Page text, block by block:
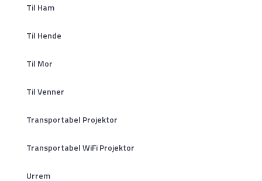
Til Ham
Til Hende
Til Mor
Til Venner
Transportabel Projektor
Transportabel WiFi Projektor
Urrem